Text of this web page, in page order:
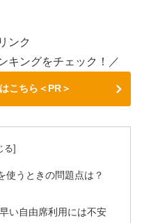
ンク
キングをチェック！／
こちら＜PR＞
使うときの問題点は？
い自由席利用には不安